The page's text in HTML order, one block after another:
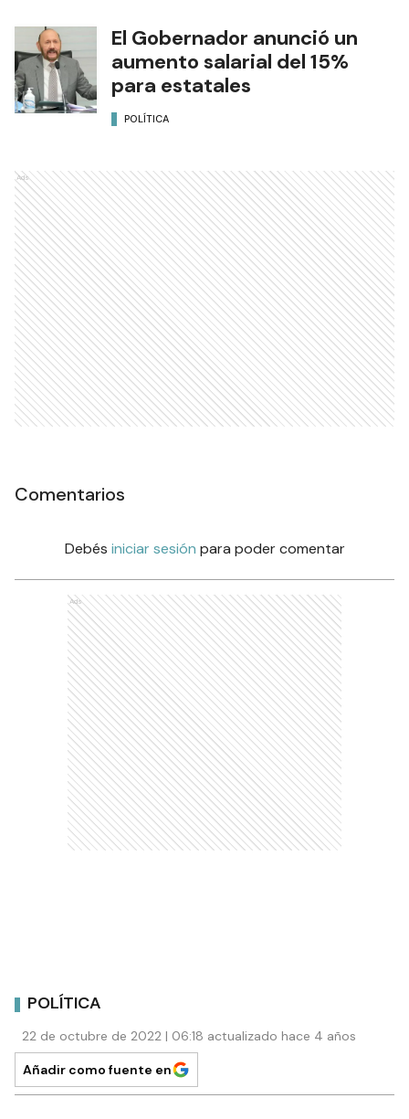
El Gobernador anunció un
aumento salarial del 15%
para estatales
POLÍTICA
Ads
Comentarios
Debés iniciar sesión para poder comentar
Ads
POLÍTICA
22 de octubre de 2022 | 06:18 actualizado hace 4 años
Añadir como fuente en